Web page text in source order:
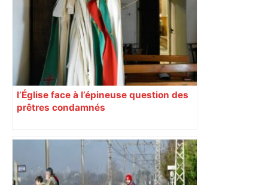
contre Wigan ? Regardez la rencontre –
Rugbyrama
l’Église face à l’épineuse question des
prêtres condamnés